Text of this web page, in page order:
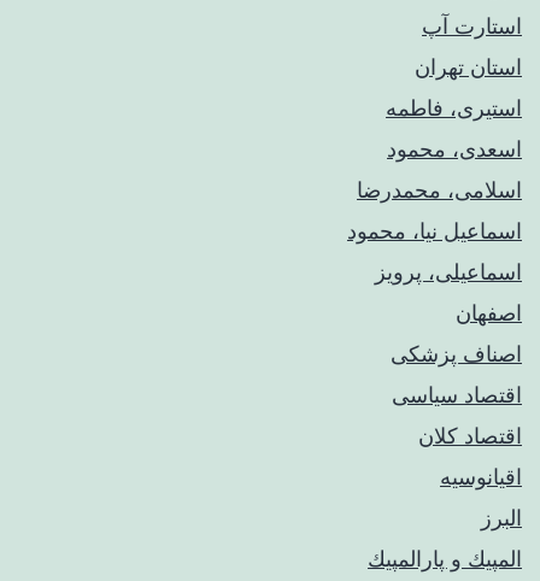
استارت آپ
استان تهران
استیری، فاطمه
اسعدی، محمود
اسلامی، محمدرضا
اسماعیل نیا، محمود
اسماعیلی، پرویز
اصفهان
اصناف پزشکی
اقتصاد سیاسی
اقتصاد کلان
اقیانوسیه
البرز
المپيك و پارالمپيك